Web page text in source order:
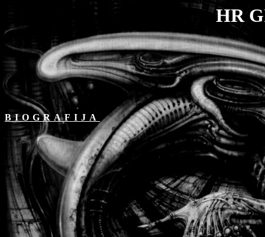
HR
BIOGRAFIJA